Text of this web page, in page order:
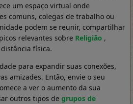
um espaço virtual onde
comuns, colegas de trabalho ou
podem se reunir, compartilhar
relevantes sobre Religião ,
física.
para expandir suas conexões,
amizades. Então, envie o seu
a ver o aumento da sua
outros tipos de grupos de